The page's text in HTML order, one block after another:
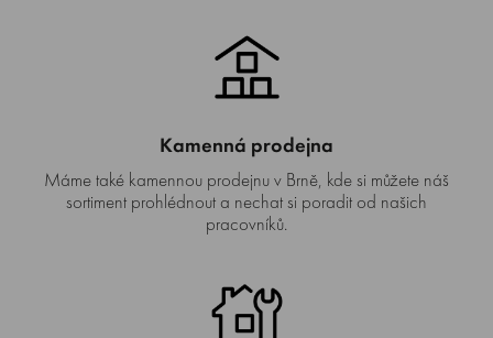
Kamenná prodejna
Máme také kamennou prodejnu v Brně, kde si můžete náš
sortiment prohlédnout a nechat si poradit od našich
pracovníků.